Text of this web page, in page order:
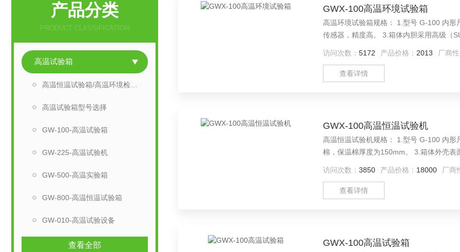
产品分类
PRODUCT CLASSIFICATION
高温试验箱
高温试验箱型号选择
GW-100-高温试验箱
GW-225-高温试验机
GW-500-高温实验箱
GW-800-高温恒温试验箱
GW-010-高温试验设备
查看全部
GWX-100高温环境试验箱
高温环境试验箱规格： 1.型号 G-100 内形尺寸D×W×H 400×500×500:mm。 2.感温传感器：PT100铂金电阻
传感器，精度高。 3.箱体内胆采用
访问次数： 5172 产品价格： 2013 厂商性
查看详情
GWX-100高温恒温试验机
高温恒温试验机规格： 1.型号 G-100 内
棉，保温棉厚度为150mm。 3.箱体外壳表
访问次数： 3850 产品价格： 18000 厂商
查看详情
GWX-100高温试验箱